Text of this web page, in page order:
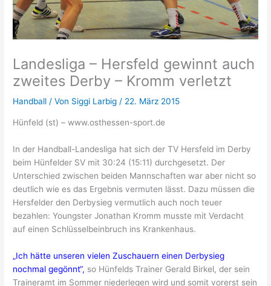
Landesliga – Hersfeld gewinnt auch
zweites Derby – Kromm verletzt
Handball / Von Siggi Larbig / 22. März 2015
Hünfeld (st) – www.osthessen-sport.de
In der Handball-Landesliga hat sich der TV Hersfeld im Derby
beim Hünfelder SV mit 30:24 (15:11) durchgesetzt. Der
Unterschied zwischen beiden Mannschaften war aber nicht so
deutlich wie es das Ergebnis vermuten lässt. Dazu müssen die
Hersfelder den Derbysieg vermutlich auch noch teuer
bezahlen: Youngster Jonathan Kromm musste mit Verdacht
auf einen Schlüsselbeinbruch ins Krankenhaus.
„Ich hätte unseren vielen Zuschauern einen Derbysieg
nochmal gegönnt“, so Hünfelds Trainer Gerald Birkel, der sein
Traineramt im Sommer niederlegen wird und somit vorerst sein